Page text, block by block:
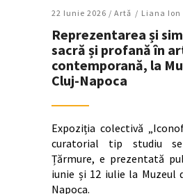
22 Iunie 2026 / Artǎ Liana Ion
Reprezentarea și
sacră și profană în
contemporană, la
Cluj-Napoca
Expoziția colectivă
curatorial tip studiu
Țărmure, e prezentată
iunie și 12 iulie la Muzeul
Napoca.